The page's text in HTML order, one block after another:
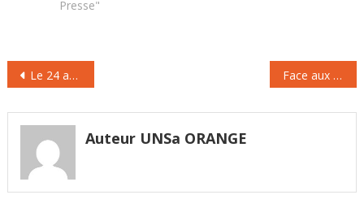
d'Orange, Stéphane
a déclaré qu'il quittait
l'entreprise de
devoir accompli', alors
qu'il est…
Presse"
Navigation
de
l’article
Le 24 avril on préserve la République, le 1er mai on manifeste Face aux nouveaux risques climatiques quel financement de la Sécurité sociale ?
Auteur UNSa ORANGE